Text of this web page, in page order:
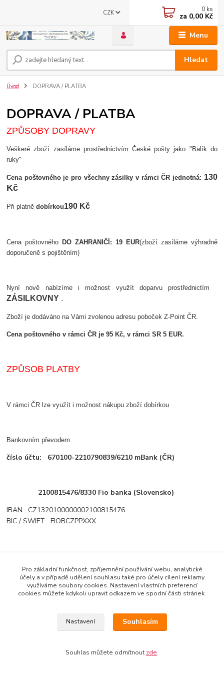
Menu
CZK
Hledat
0 ks
za 0,00 Kč
Úvod DOPRAVA / PLATBA
DOPRAVA / PLATBA
ZPŮSOBY DOPRAVY
Veškeré zboží zasíláme prostřednictvím České pošty jako "Balík do
ruky"
Cena poštovného je pro všechny zásilky v rámci ČR jednotná: 130
Kč
Při platnědobírkou190 Kč
Cena poštovného DO ZAHRANIČÍ: 19 EUR(zboží zasíláme výhradně
doporučeně s pojištěním)
Nyní nově nabízíme i možnost využít doparvu prostřednictím
ZÁSILKOVNY .
Zboží je dodáváno na Vámi zvolenou adresu poboček Z-Point ČR.
Cena poštovného v rámci ČR je 95 Kč, v rámci SR 5 EUR.
ZPŮSOB PLATBY
V rámci ČR lze využít i možnost nákupu zboží dobírkou
Bankovním převodem
číslo účtu: 670100-2210790839/6210 mBank (ČR)
2100815476/8330 Fio banka (Slovensko)
IBAN:CZ1320100000002100815476
BIC / SWIFT:FIOBCZPPXXX
Copyright © 2014 · E-SHOP S DESIGNOVÝMI LÁTKAMI
Pro základní funkčnost, zpříjemnění používání webu, analytické
účely a v případě udělení souhlasu také pro účely cílení reklamy
využíváme soubory cookies. Nastavení vlastních preferencí
cookies můžete kdykoli upravit odkazem ve spodní části stránek.
Nastavení Souhlasím
Souhlas můžete odmítnout zde.